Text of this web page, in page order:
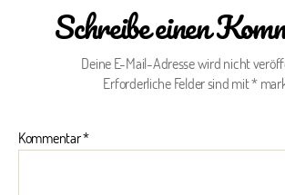
Schreibe einen
Deine E-Mail-Adresse wird nicht
Erforderliche Felder sind mit*
Kommentar*